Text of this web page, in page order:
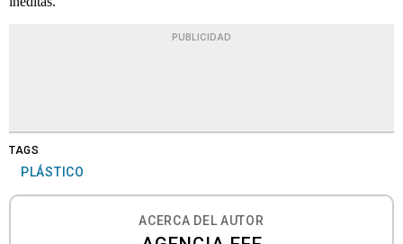
PUBLICIDAD
TAGS
PLÁSTICO
ACERCA DEL AUTOR